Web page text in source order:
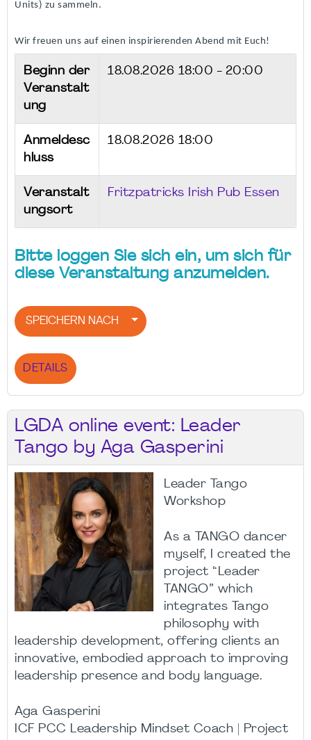
Units) zu sammeln.
Wir freuen uns auf einen inspirierenden Abend mit Euch!
Beginn der
Veranstalt
ung
18.08.2026 18:00 - 20:00
Anmeldesc
hluss
18.08.2026 18:00
Veranstalt
ungsort
Fritzpatricks Irish Pub Essen
Bitte loggen Sie sich ein, um sich für
diese Veranstaltung anzumelden.
SPEICHERN NACH
DETAILS
LGDA online event: Leader
Tango by Aga Gasperini
Leader Tango
Workshop
As a TANGO dancer
myself, I created the
project “Leader
TANGO” which
integrates Tango
philosophy with
leadership development, offering clients an
innovative, embodied approach to improving
leadership presence and body language.
Aga Gasperini
ICF PCC Leadership Mindset Coach | Project